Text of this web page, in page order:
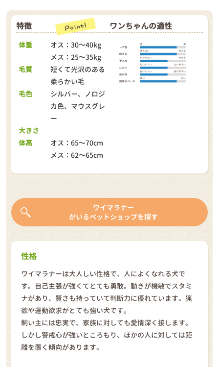
特徴
体重
オス：30～40kg
メス：25～35kg
毛質
短くて光沢のある
柔らかい毛
毛色
シルバー、ノロジ
カ色、マウスグレ
ー
大きさ
体高
オス：65～70cm
メス：62～65cm
ワンちゃんの適性
ワイマラナー
がいるペットショップを探す
性格
ワイマラナーは大人しい性格で、人によくなれる犬で
す。自己主張が強くてとても勇敢。動きが機敏でスタミ
ナがあり、賢さも持っていて判断力に優れています。猟
欲や運動欲求がとても強い犬です。
飼い主には忠実で、家族に対しても愛情深く接します。
しかし警戒心が強いところもり、ほかの人に対しては距
離を置く傾向があります。